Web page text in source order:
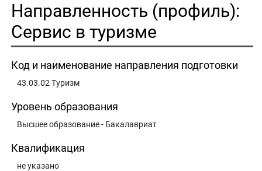
Направленность (профиль):
Сервис в туризме
Код и наименование направления подготовки
43.03.02 Туризм
Уровень образования
Высшее образование - Бакалавриат
Квалификация
не указано